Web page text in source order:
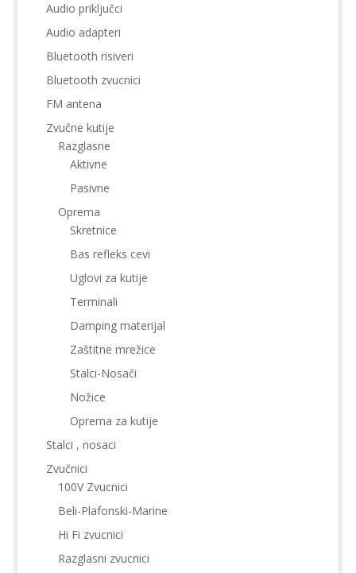
Audio priključci
Audio adapteri
Bluetooth risiveri
Bluetooth zvucnici
FM antena
Zvučne kutije
Razglasne
Aktivne
Pasivne
Oprema
Skretnice
Bas refleks cevi
Uglovi za kutije
Terminali
Damping materijal
Zaštitne mrežice
Stalci-Nosači
Nožice
Oprema za kutije
Stalci , nosaci
Zvučnici
100V Zvucnici
Beli-Plafonski-Marine
Hi Fi zvucnici
Razglasni zvucnici